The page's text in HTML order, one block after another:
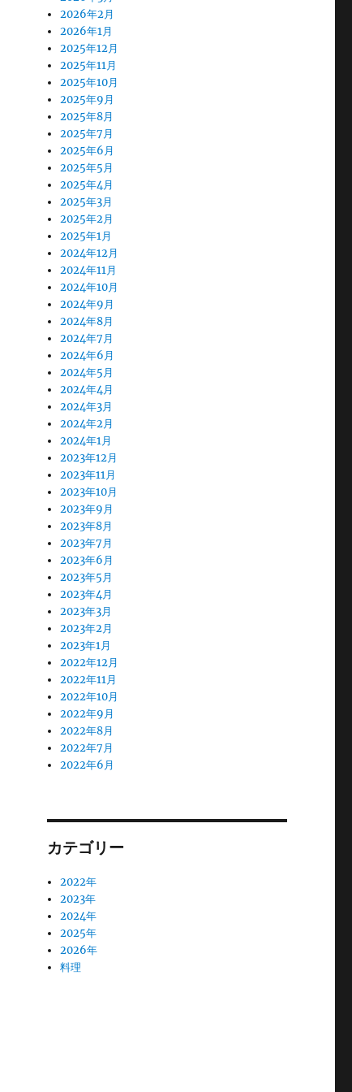
2026年2月
2026年1月
2025年12月
2025年11月
2025年10月
2025年9月
2025年8月
2025年7月
2025年6月
2025年5月
2025年4月
2025年3月
2025年2月
2025年1月
2024年12月
2024年11月
2024年10月
2024年9月
2024年8月
2024年7月
2024年6月
2024年5月
2024年4月
2024年3月
2024年2月
2024年1月
2023年12月
2023年11月
2023年10月
2023年9月
2023年8月
2023年7月
2023年6月
2023年5月
2023年4月
2023年3月
2023年2月
2023年1月
2022年12月
2022年11月
2022年10月
2022年9月
2022年8月
2022年7月
2022年6月
カテゴリー
2022年
2023年
2024年
2025年
2026年
料理